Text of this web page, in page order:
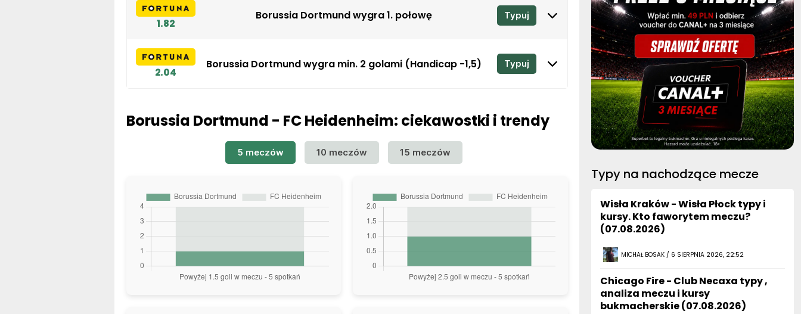
1.82
Borussia Dortmund wygra 1. połowę Typuj
2.04
Borussia Dortmund wygra min. 2 golami (Handicap -1,5) Typuj
Borussia Dortmund - FC Heidenheim: ciekawostki i trendy
5 meczów 10 meczów 15 meczów
Typy na nachodzące mecze
Wisła Kraków - Wisła Płock typy i
kursy. Kto faworytem meczu?
(07.08.2026)
MICHAŁ BOSAK / 6 SIERPNIA 2026, 22:52
Chicago Fire - Club Necaxa typy ,
analiza meczu i kursy
bukmacherskie (07.08.2026)